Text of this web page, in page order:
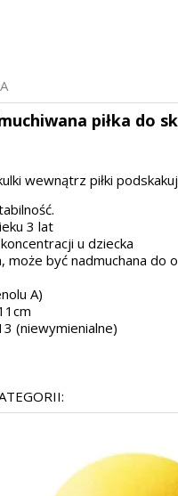
piłka do
wewnątrz piłki
3 lat
u dziecka
może być nadmuchana
A)
(niewymienialne)